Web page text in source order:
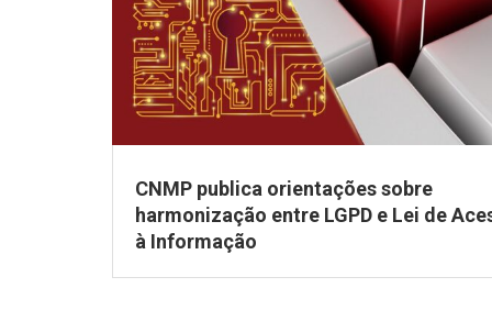
CNMP publica orientações sobre
harmonização entre LGPD e Lei de
à Informação